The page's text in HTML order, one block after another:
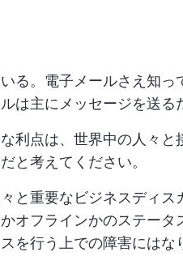
る。電子メールさえ知っ
は主にメッセージを送る
利点は、世界中の人々
と考えてください。
と重要なビジネスディ
オフラインかのステー
を行う上での障害にはな